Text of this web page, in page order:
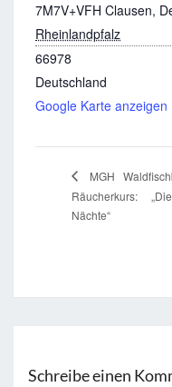
7M7V+VFH Clausen,
Rheinlandpfalz
66978
Deutschland
Google Karte anzeigen
MGH
Räucherkurs:
Nächte“
Schreibe einen